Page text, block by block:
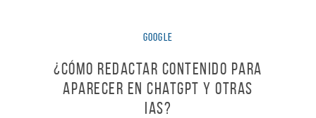
Google
¿Cómo redactar contenido para
aparecer en ChatGPT y otras
IAs?